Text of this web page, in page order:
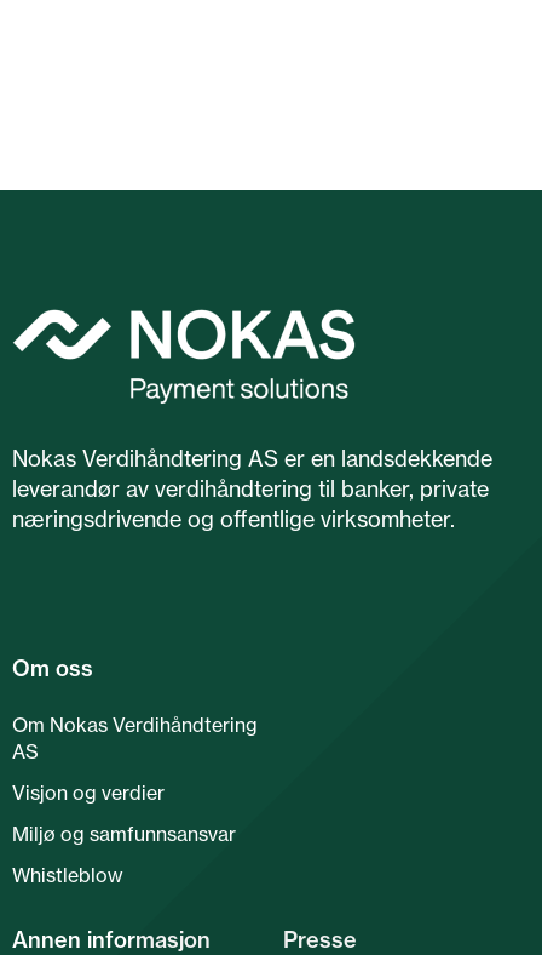
Nokas Verdihåndtering AS er en landsdekkende
leverandør av verdihåndtering til banker, private
næringsdrivende og offentlige virksomheter.
Om oss
Om Nokas Verdihåndtering
AS
Visjon og verdier
Miljø og samfunnsansvar
Whistleblow
Annen informasjon Presse